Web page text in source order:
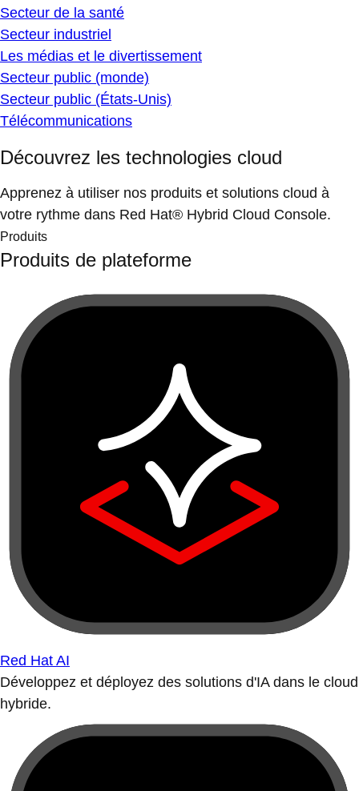
Secteur de la santé
Secteur industriel
Les médias et le divertissement
Secteur public (monde)
Secteur public (États-Unis)
Télécommunications
Découvrez les technologies cloud
Apprenez à utiliser nos produits et solutions cloud à
votre rythme dans Red Hat® Hybrid Cloud Console.
Produits
Produits de plateforme
Red Hat AI
Développez et déployez des solutions d'IA dans le cloud
hybride.